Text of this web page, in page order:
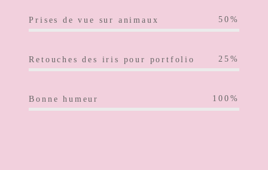
Prises de vue sur animaux 50%
Retouches des iris pour portfolio 25%
Bonne humeur 100%